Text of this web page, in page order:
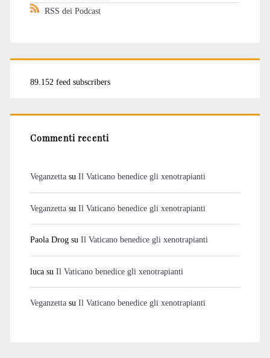
RSS dei Podcast
89.152 feed subscribers
Commenti recenti
Veganzettasu Il Vaticano benedice gli xenotrapianti
Veganzettasu Il Vaticano benedice gli xenotrapianti
Paola Drogsu Il Vaticano benedice gli xenotrapianti
lucasu Il Vaticano benedice gli xenotrapianti
Veganzettasu Il Vaticano benedice gli xenotrapianti